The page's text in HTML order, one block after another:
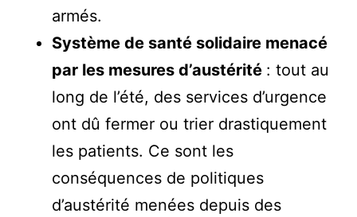
armés.
Système de santé solidaire menacé
par les mesures d’austérité : tout au
long de l’été, des services d’urgence
ont dû fermer ou trier drastiquement
les patients. Ce sont les
conséquences de politiques
d’austérité menées depuis des